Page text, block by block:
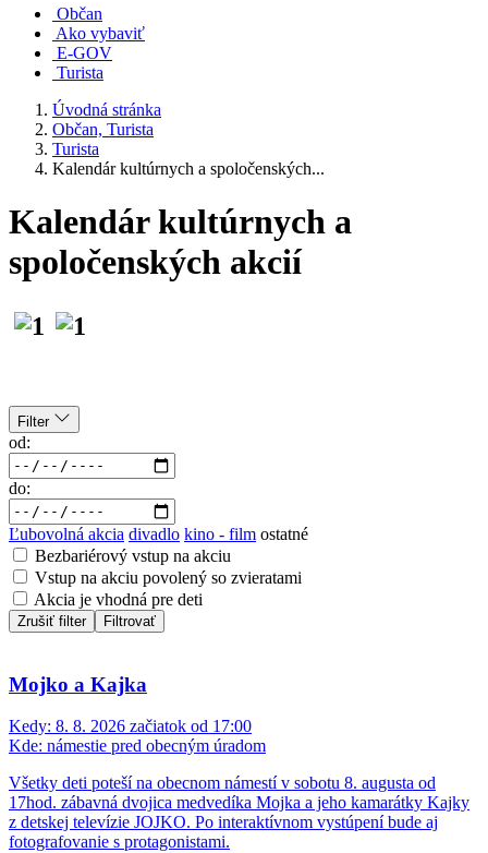
Občan
Ako vybaviť
E-GOV
Turista
Úvodná stránka
Občan, Turista
Turista
Kalendár kultúrnych a spoločenských...
Kalendár kultúrnych a
spoločenských akcií
Filter
od:
do:
Ľubovolná akcia divadlo kino - film ostatné
Bezbariérový vstup na akciu
Vstup na akciu povolený so zvieratami
Akcia je vhodná pre deti
Zrušiť filter Filtrovať
Mojko a Kajka
Kedy: 8. 8. 2026 začiatok od 17:00
Kde: námestie pred obecným úradom
Všetky deti poteší na obecnom námestí v sobotu 8. augusta od
17hod. zábavná dvojica medvedíka Mojka a jeho kamarátky Kajky
z detskej televízie JOJKO. Po interaktívnom vystúpení bude aj
fotografovanie s protagonistami.